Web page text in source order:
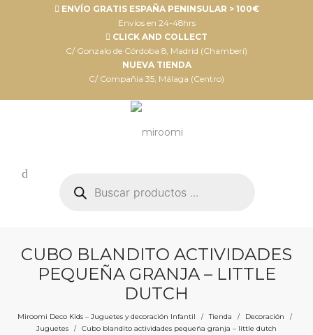
ENVÍO GRATIS ESPAÑA PENINSULAR > 100€
Envíos en 24-48hrs
CLICK AND COLLECT
C/ Gonzalo de Córdoba 8, Madrid (Chamberí)
NUEVA TIENDA
C/ Compañia 35, Málaga (Centro)
productos
CUBO BLANDITO ACTIVIDADES
PEQUEÑA GRANJA – LITTLE
DUTCH
Miroomi Deco Kids – Juguetes y decoración Infantil / Tienda / Decoración /
Juguetes / Cubo blandito actividades pequeña granja – little dutch